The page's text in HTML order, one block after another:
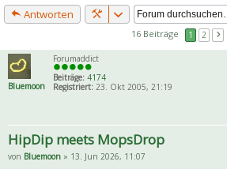
Antworten
16 Beiträge 1 2
Bluemoon
Forumaddict
Beiträge: 4174
Registriert: 23. Okt 2005, 21:19
HipDip meets MopsDrop
von Bluemoon » 13. Jun 2026, 11:07